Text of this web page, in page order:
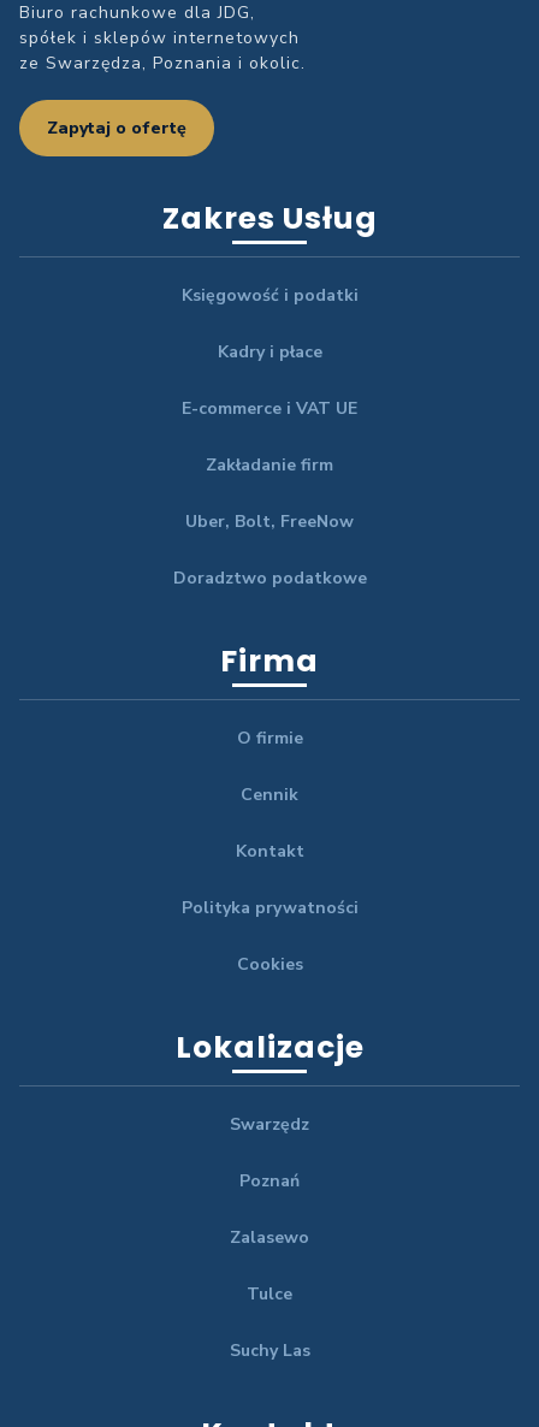
Biuro rachunkowe dla JDG,
spółek i sklepów internetowych
ze Swarzędza, Poznania i okolic.
Zapytaj o ofertę
Zakres Usług
Księgowość i podatki
Kadry i płace
E-commerce i VAT UE
Zakładanie firm
Uber, Bolt, FreeNow
Doradztwo podatkowe
Firma
O firmie
Cennik
Kontakt
Polityka prywatności
Cookies
Lokalizacje
Swarzędz
Poznań
Zalasewo
Tulce
Suchy Las